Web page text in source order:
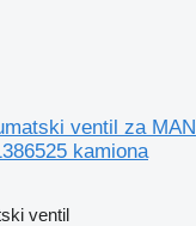
ventil za MAN
kamiona
ventil